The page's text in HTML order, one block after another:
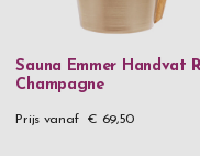
Sauna Emmer Handvat
Champagne
Prijs vanaf € 69,50